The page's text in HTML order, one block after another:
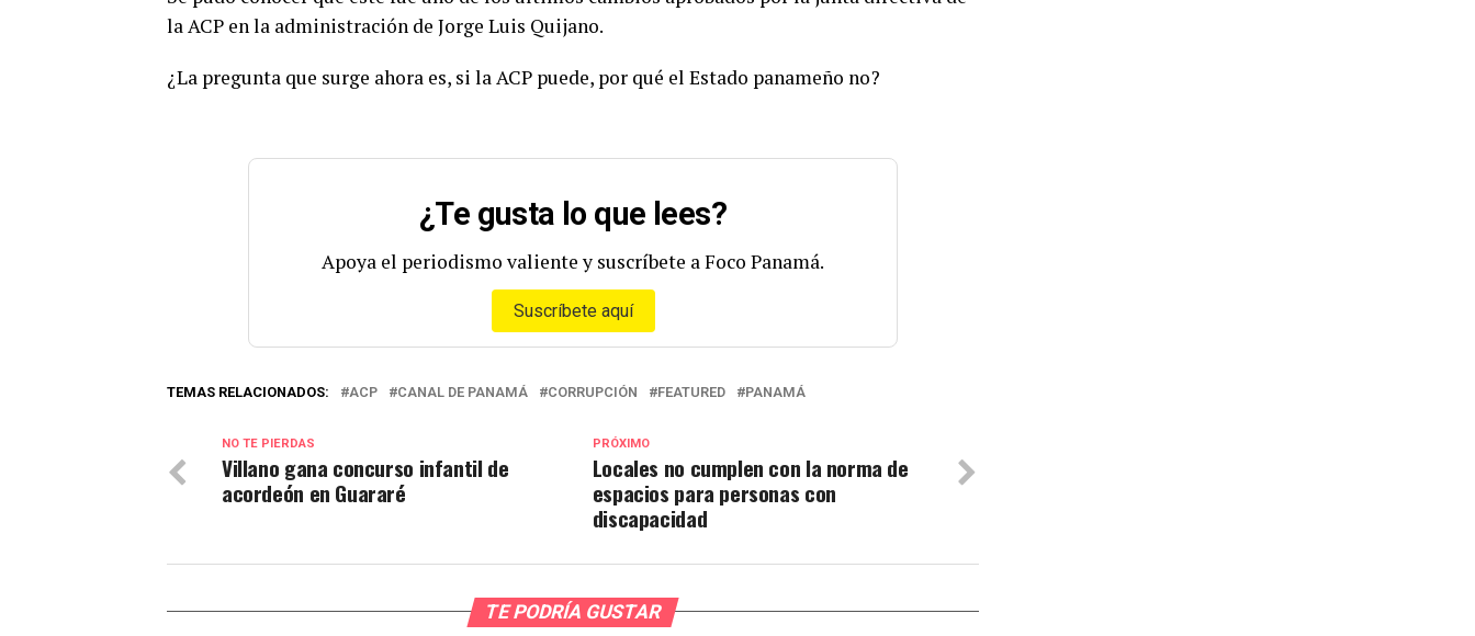
la ACP en la administración de Jorge Luis Quijano.
¿La pregunta que surge ahora es, si la ACP puede, por qué el Estado panameño no?
¿Te gusta lo que lees?
Apoya el periodismo valiente y suscríbete a Foco Panamá.
Suscríbete aquí
TEMAS RELACIONADOS: ACP CANAL DE PANAMÁ CORRUPCIÓN FEATURED PANAMÁ
PRÓXIMO
Locales no cumplen con la norma de
espacios para personas con
discapacidad
NO TE PIERDAS
Villano gana concurso infantil de
acordeón en Guararé
TE PODRÍA GUSTAR